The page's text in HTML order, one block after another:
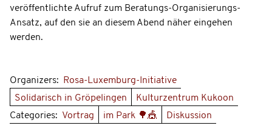
veröffentlichte Aufruf zum Beratungs-Organisierungs-
Ansatz, auf den sie an diesem Abend näher eingehen
werden.
Organizers: Rosa-Luxemburg-Initiative
Solidarisch in Gröpelingen
Kulturzentrum Kukoon
Categories: Vortrag im Park 🌳🎪 Diskussion